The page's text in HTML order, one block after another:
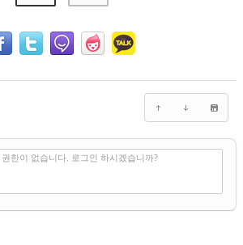
한이 없습니다. 로그인 하시겠습니까?